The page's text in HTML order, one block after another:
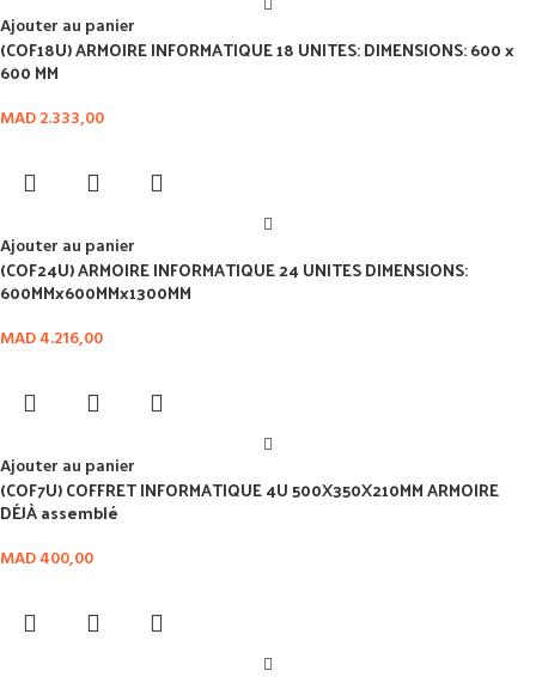
Ajouter au panier
(COF18U) ARMOIRE INFORMATIQUE 18 UNITES: DIMENSIONS: 600 x
600 MM
MAD2.333,00
Ajouter au panier
(COF24U) ARMOIRE INFORMATIQUE 24 UNITES DIMENSIONS:
600MMx600MMx1300MM
MAD4.216,00
Ajouter au panier
(COF7U) COFFRET INFORMATIQUE 4U 500X350X210MM ARMOIRE
DÉJÀ assemblé
MAD400,00